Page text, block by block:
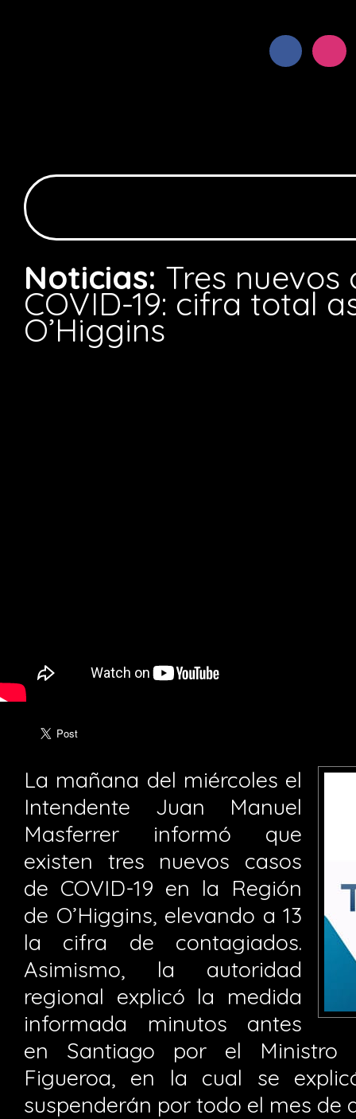
Noticias: Tres nuevos
COVID-19: cifra total
O’Higgins
La mañana del miércoles el
Intendente Juan Manuel
Masferrer informó que
existen tres nuevos casos
de COVID-19 en la Región
de O’Higgins, elevando a 13
la cifra de contagiados.
Asimismo, la autoridad
regional explicó la medida
informada minutos antes
en Santiago por el Ministro
Figueroa, en la cual se
suspenderán por todo el mes de